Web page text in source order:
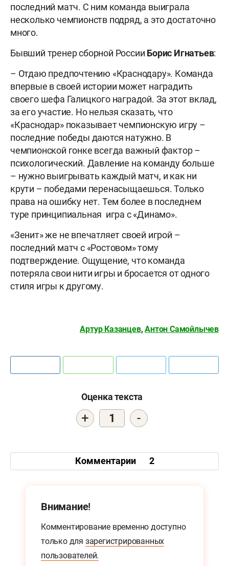
последний матч. С ним команда выиграла
несколько чемпионств подряд, а это достаточно
много.
Бывший тренер сборной России Борис Игнатьев:
– Отдаю предпочтению «Краснодару». Команда
впервые в своей истории может наградить
своего шефа Галицкого наградой. За этот вклад,
за его участие. Но нельзя сказать, что
«Краснодар» показывает чемпионскую игру –
последние победы даются натужно. В
чемпионской гонке всегда важный фактор –
психологический. Давление на команду больше
– нужно выигрывать каждый матч, и как ни
крути – победами перенасыщаешься. Только
права на ошибку нет. Тем более в последнем
туре принципиальная игра с «Динамо».
«Зенит» же не впечатляет своей игрой –
последний матч с «Ростовом» тому
подтверждение. Ощущение, что команда
потеряла свои нити игры и бросается от одного
стиля игры к другому.
Артур Казанцев,Антон Самойлычев
Оценка текста
+ 1 -
Комментарии 2
Внимание!
Комментирование временно доступно
только для зарегистрированных
пользователей.